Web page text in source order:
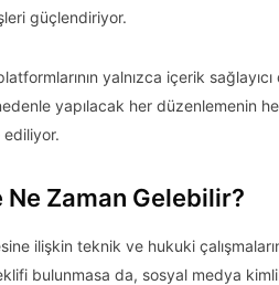
güçlendiriyor.
yalnızca içerik
yapılacak her düzenlemenin
Ne Zaman Gelebilir?
ilişkin teknik ve hukuki
bulunmasa da, sosyal medya